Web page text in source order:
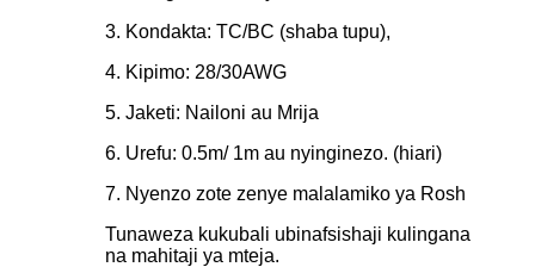
3. Kondakta: TC/BC (shaba tupu),
4. Kipimo: 28/30AWG
5. Jaketi: Nailoni au Mrija
6. Urefu: 0.5m/ 1m au nyinginezo. (hiari)
7. Nyenzo zote zenye malalamiko ya Rosh
Tunaweza kukubali ubinafsishaji kulingana
na mahitaji ya mteja.